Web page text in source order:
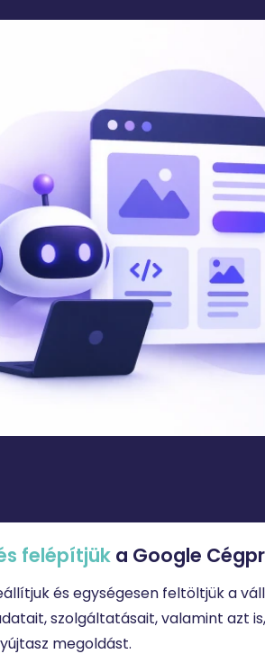
felépítjük a Google
és egységesen feltöltjük a
szolgáltatásait, valamint azt
megoldást.